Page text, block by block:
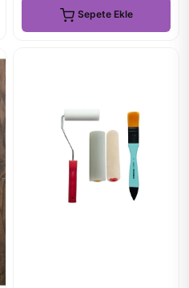
Sepete Ekle